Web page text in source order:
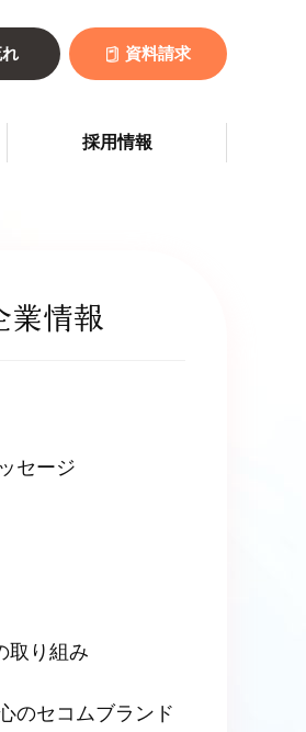
資料請求
採用情報
業情報
セージ
取り組み
のセコムブランド